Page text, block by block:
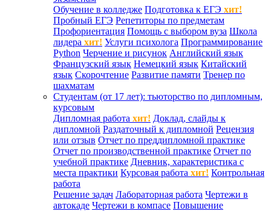
Обучение в колледже Подготовка к ЕГЭ хит!
Пробный ЕГЭ Репетиторы по предметам
Профориентация Помощь с выбором вуза Школа
лидера хит! Услуги психолога Программирование
Python Черчение и рисунок Английский язык
Французский язык Немецкий язык Китайский
язык Скорочтение Развитие памяти Тренер по
шахматам
Студентам (от 17 лет): тьюторство по дипломным,
курсовым
Дипломная работа хит! Доклад, слайды к
дипломной Раздаточный к дипломной Рецензия
или отзыв Отчет по преддипломной практике
Отчет по производственной практике Отчет по
учебной практике Дневник, характеристика с
места практики Курсовая работа хит! Контрольная
работа
Решение задач Лабораторная работа Чертежи в
автокаде Чертежи в компасе Повышение